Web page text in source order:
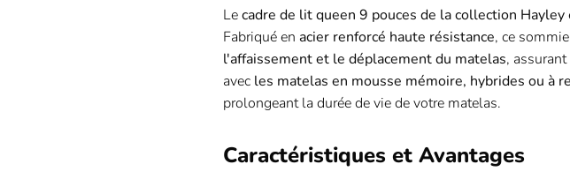
Lecadre de lit queen 9 pouces de la collection Hayley
Fabriqué en acier renforcé haute résistance, ce
l'affaissement et le déplacement du matelas,
avec les matelas en mousse mémoire, hybrides ou à
prolongeant la durée de vie de votre matelas.
Caractéristiques et Avantages